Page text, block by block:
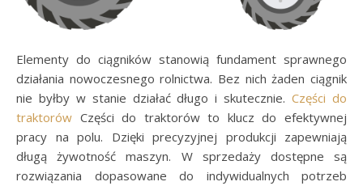
Elementy do ciągników stanowią fundament sprawnego
działania nowoczesnego rolnictwa. Bez nich żaden ciągnik
nie byłby w stanie działać długo i skutecznie.Części do
traktorów Części do traktorów to klucz do efektywnej
pracy na polu. Dzięki precyzyjnej produkcji zapewniają
długą żywotność maszyn. W sprzedaży dostępne są
rozwiązania dopasowane do indywidualnych potrzeb